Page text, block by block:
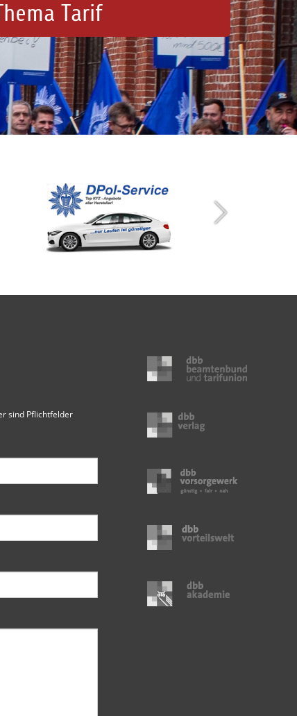
Tarif
sind Pflichtfelder